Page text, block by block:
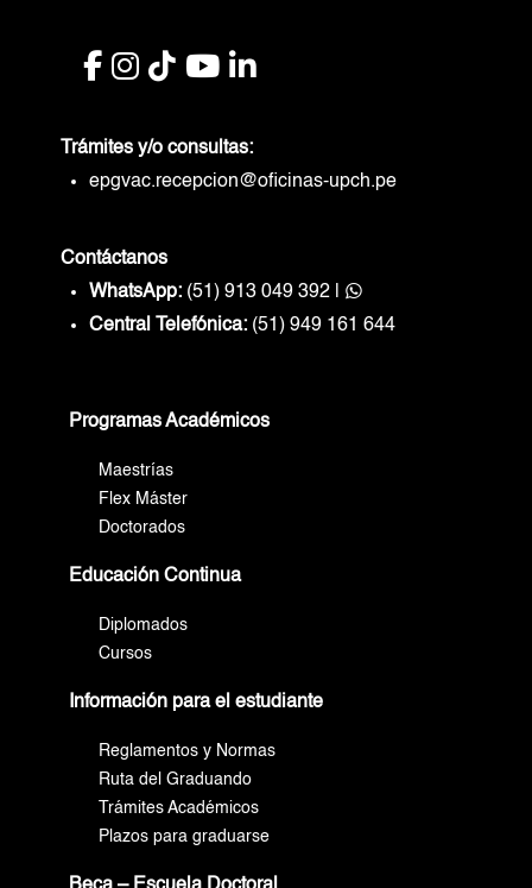
Trámites y/o consultas:
epgvac.recepcion@oficinas-upch.pe
Contáctanos
WhatsApp: (51) 913 049 392
Central Telefónica: (51) 949 161 644
Programas Académicos
Maestrías
Flex Máster
Doctorados
Educación Continua
Diplomados
Cursos
Información para el estudiante
Reglamentos y Normas
Ruta del Graduando
Trámites Académicos
Plazos para graduarse